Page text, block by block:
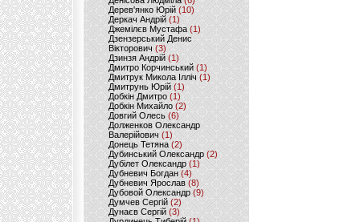
Дерев'янко Юрій(10)
Деркач Андрій(1)
Джемілєв Мустафа (1)
Дзензерський Денис
Вікторович (3)
Дзинзя Андрій (1)
Дмитро Корчинський (1)
Дмитрук Микола Ілліч (1)
Дмитрунь Юрій (1)
Добкін Дмитро(1)
Добкін Михайло (2)
Довгий Олесь (6)
Долженков Олександр
Валерійович (1)
Донець Тетяна (2)
Дубинський Олександр(2)
Дубілет Олександр (1)
Дубневич Богдан (4)
Дубневич Ярослав (8)
Дубовой Олександр(9)
Думчев Сергій (2)
Дунаєв Сергій(3)